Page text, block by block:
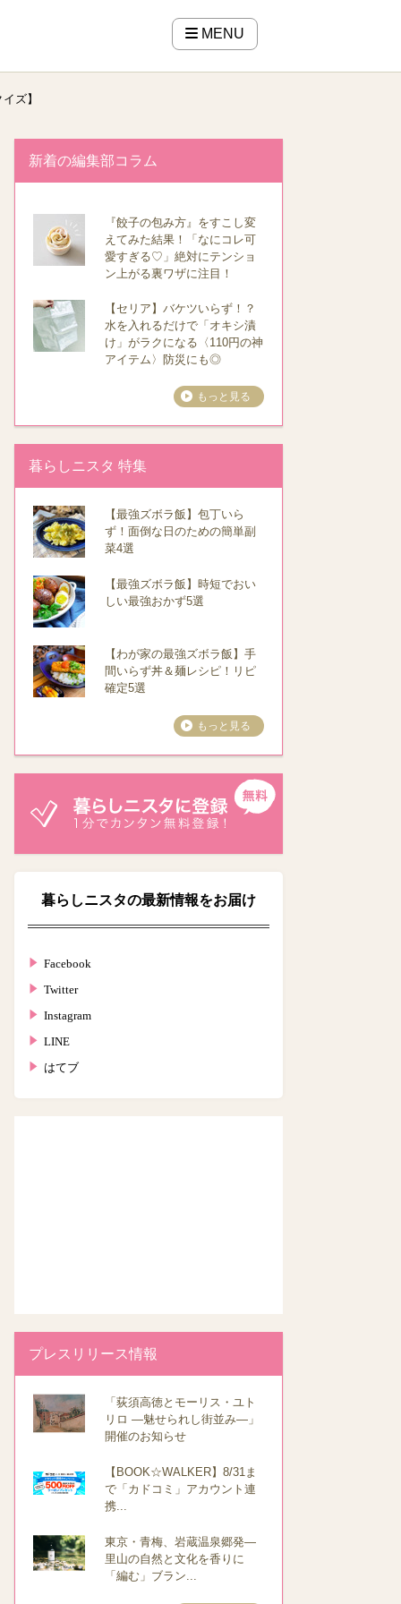
MENU
ズ】
新着の編集部コラム
『餃子の包み方』をすこし変
えてみた結果！「なにコレ可
愛すぎる♡」絶対にテンショ
ン上がる裏ワザに注目！
【セリア】バケツいらず！？
水を入れるだけで「オキシ漬
け」がラクになる〈110円の神
アイテム〉防災にも◎
もっと見る
暮らしニスタ 特集
【最強ズボラ飯】包丁いら
ず！面倒な日のための簡単副
菜4選
【最強ズボラ飯】時短でおい
しい最強おかず5選
【わが家の最強ズボラ飯】手
間いらず丼＆麺レシピ！リピ
確定5選
もっと見る
暮らしニスタの最新情報をお届け
Facebook
Twitter
Instagram
LINE
はてブ
プレスリリース情報
「荻須高徳とモーリス・ユト
リロ ―魅せられし街並み―」
開催のお知らせ
【BOOK☆WALKER】8/31ま
で「カドコミ」アカウント連
携...
東京・青梅、岩蔵温泉郷発―
里山の自然と文化を香りに
「編む」ブラン...